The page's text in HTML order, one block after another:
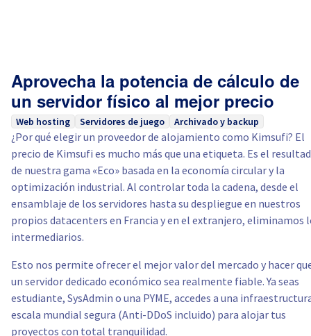
Aprovecha la potencia de cálculo de
un servidor físico al mejor precio
Web hosting Servidores de juego Archivado y backup
¿Por qué elegir un proveedor de alojamiento como Kimsufi? El
precio de Kimsufi es mucho más que una etiqueta. Es el
de nuestra gama «Eco» basada en la economía circular y la
optimización industrial. Al controlar toda la cadena, desde el
ensamblaje de los servidores hasta su despliegue en nuestros
propios datacenters en Francia y en el extranjero, eliminamos
intermediarios.
Esto nos permite ofrecer el mejor valor del mercado y hacer
un servidor dedicado económico sea realmente fiable. Ya seas
estudiante, SysAdmin o una PYME, accedes a una
escala mundial segura (Anti-DDoS incluido) para alojar tus
proyectos con total tranquilidad.